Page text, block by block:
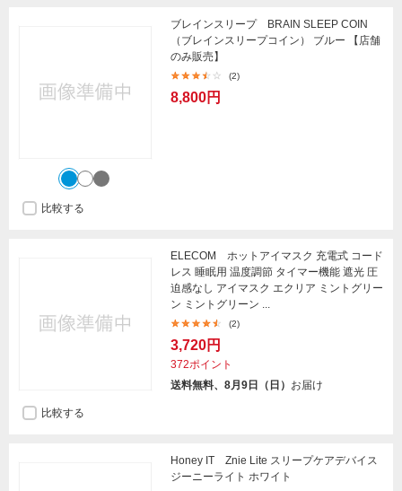
ブレインスリープ BRAIN SLEEP COIN
（ブレインスリープコイン） ブルー 【店舗
のみ販売】
(2)
8,800円
比較する
ELECOM ホットアイマスク 充電式 コード
レス 睡眠用 温度調節 タイマー機能 遮光 圧
迫感なし アイマスク エクリア ミントグリー
ン ミントグリーン ...
(2)
3,720円
372ポイント
送料無料、8月9日（日） お届け
比較する
Honey IT Znie Lite スリープケアデバイス
ジーニーライト ホワイト